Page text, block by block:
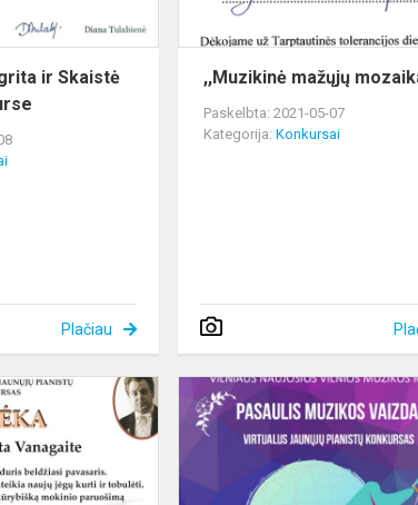
ir Skaistė
Plačiau
,,Muzikinė mažųjų
Paskelbta: 2021-05-07
Kategorija:Konkursai
Tarptautinis
Dainiaus